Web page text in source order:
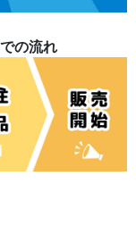
の流れ